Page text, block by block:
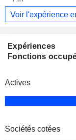
Voir l'expérience
Expériences
Fonctions
Actives
Sociétés cotées